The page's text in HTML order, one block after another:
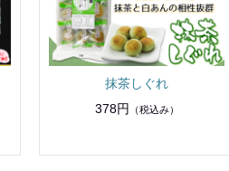
抹茶しぐれ
378円
（税込み）